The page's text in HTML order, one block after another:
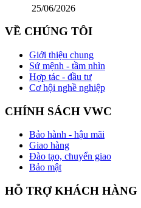
25/06/2026
VỀ CHÚNG TÔI
Giới thiệu chung
Sứ mệnh - tầm nhìn
Hợp tác - đầu tư
Cơ hội nghề nghiệp
CHÍNH SÁCH VWC
Bảo hành - hậu mãi
Giao hàng
Đào tạo, chuyển giao
Bảo mật
HỖ TRỢ KHÁCH HÀNG